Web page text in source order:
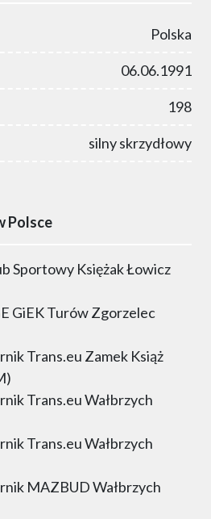
Polska
06.06.1991
198
silny skrzydłowy
Polsce
Sportowy Księżak Łowicz
GiEK Turów Zgorzelec
Trans.eu Zamek Książ
Trans.eu Wałbrzych
Trans.eu Wałbrzych
MAZBUD Wałbrzych